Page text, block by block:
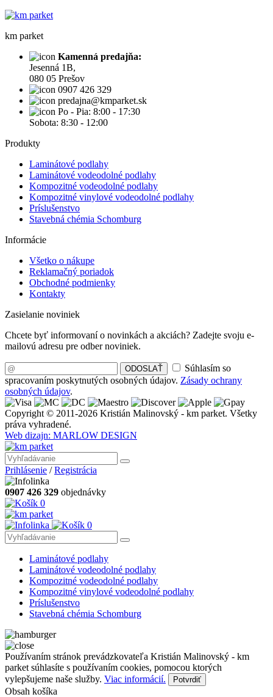
km parket
Kamenná predajňa:
Jesenná 1B,
080 05 Prešov
0907 426 329
predajna@kmparket.sk
Po - Pia: 8:00 - 17:30
Sobota: 8:30 - 12:00
Produkty
Laminátové podlahy
Laminátové vodeodolné podlahy
Kompozitné vodeodolné podlahy
Kompozitné vinylové vodeodolné podlahy
Príslušenstvo
Stavebná chémia Schomburg
Informácie
Všetko o nákupe
Reklamačný poriadok
Obchodné podmienky
Kontakty
Zasielanie noviniek
Chcete byť informovaní o novinkách a akciách? Zadejte svoju e-
mailovú adresu pre odber noviniek.
ODOSLAŤ
Súhlasím so
spracovaním poskytnutých osobných údajov. Zásady ochrany
osobných údajov.
Copyright © 2011-2026 Kristián Malinovský - km parket. Všetky
práva vyhradené.
Web dizajn: MARLOW DESIGN
Prihlásenie /Registrácia
0907 426 329 objednávky
0
0
Laminátové podlahy
Laminátové vodeodolné podlahy
Kompozitné vodeodolné podlahy
Kompozitné vinylové vodeodolné podlahy
Príslušenstvo
Stavebná chémia Schomburg
Používaním stránok prevádzkovateľa Kristián Malinovský - km
parket súhlasíte s používaním cookies, pomocou ktorých
vylepšujeme naše služby. Viac informácií. Potvrdiť
Obsah košíka